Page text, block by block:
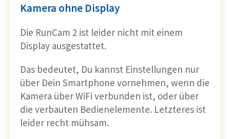
Kamera ohne Display
Die RunCam 2 ist leider nicht mit einem
Display ausgestattet.
Das bedeutet, Du kannst Einstellungen nur
über Dein Smartphone vornehmen, wenn die
Kamera über WiFi verbunden ist, oder über
die verbauten Bedienelemente. Letzteres ist
leider recht mühsam.